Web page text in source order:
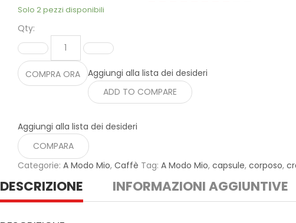
Solo 2 pezzi disponibili
Qty:
COMPRA ORA
Aggiungi alla lista dei desideri
ADD TO COMPARE
Aggiungi alla lista dei desideri
COMPARA
Categorie: A Modo Mio, Caffè Tag: A Modo Mio, capsule, corposo,
DESCRIZIONE INFORMAZIONI AGGIUNTIVE